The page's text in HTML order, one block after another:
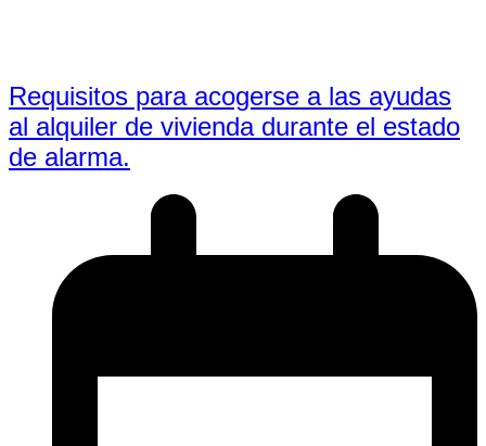
Requisitos para acogerse a las ayudas
al alquiler de vivienda durante el estado
de alarma.